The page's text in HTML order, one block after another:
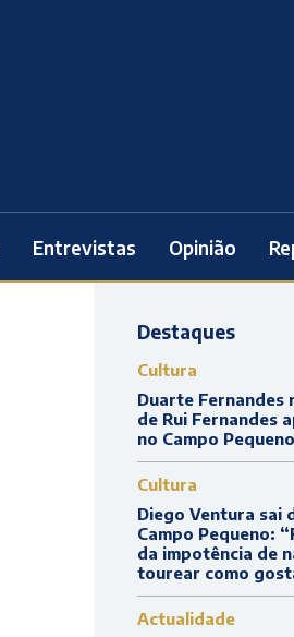
Entrevistas Opinião
Destaques
Cultura
Duarte Fernandes
de Rui Fernandes
no Campo Pequeno
Cultura
Diego Ventura sai
Campo Pequeno:
da impotência de
tourear como
Actualidade